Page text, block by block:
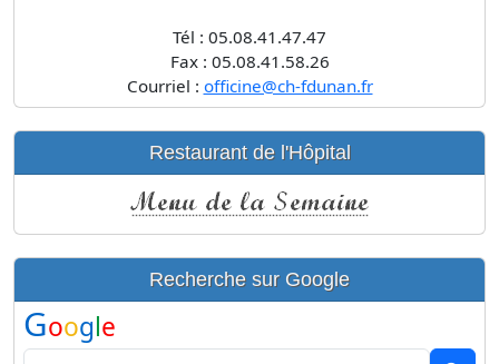
Tél : 05.08.41.47.47
Fax : 05.08.41.58.26
Courriel : officine@ch-fdunan.fr
Restaurant de l'Hôpital
Recherche sur Google
Google